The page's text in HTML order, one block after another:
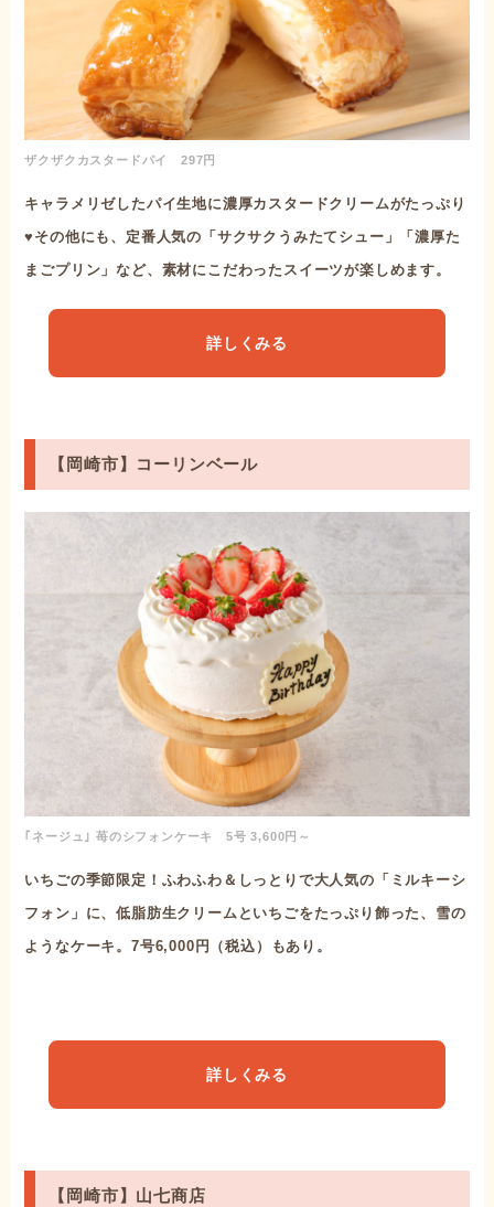
ザクザクカスタードパイ 297円
キャラメリゼしたパイ生地に濃厚カスタードクリームがたっぷり
♥その他にも、定番人気の「サクサクうみたてシュー」「濃厚た
まごプリン」など、素材にこだわったスイーツが楽しめます。
詳しくみる
【岡崎市】コーリンベール
｢ネージュ｣ 苺のシフォンケーキ 5号 3,600円～
いちごの季節限定！ふわふわ＆しっとりで大人気の「ミルキーシ
フォン」に、低脂肪生クリームといちごをたっぷり飾った、雪の
ようなケーキ。7号6,000円（税込）もあり。
詳しくみる
【岡崎市】山七商店